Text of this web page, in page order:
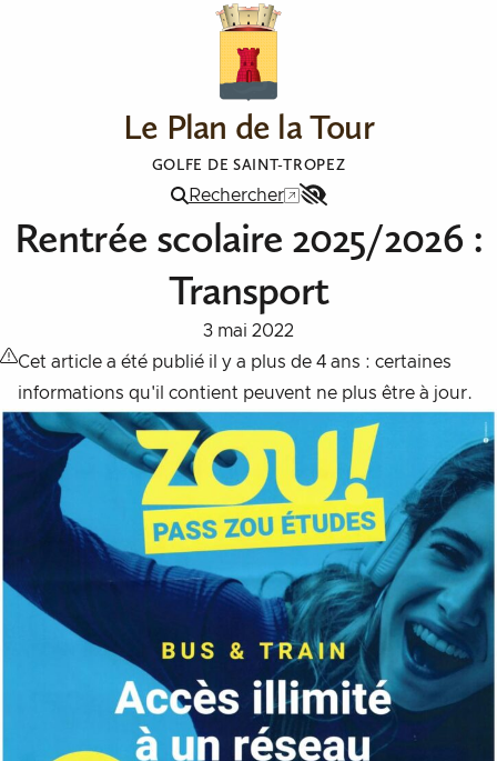
Le Plan de la Tour
GOLFE DE SAINT-TROPEZ
Menu
Rechercher
Accessibilité
Rentrée scolaire 2025/2026 :
Transport
3 mai 2022
Cet article a été publié il y a plus de 4 ans : certaines
informations qu'il contient peuvent ne plus être à jour.